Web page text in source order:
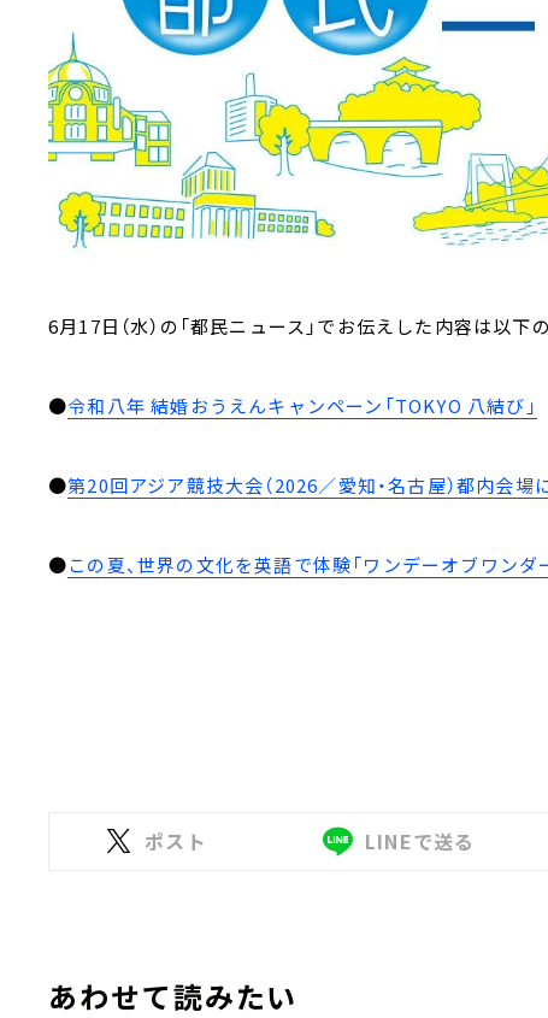
6月17日（水）の「都民ニュース」でお伝えした内容は以下
●令和八年 結婚おうえんキャンペーン「TOKYO 八結び」
●第20回アジア競技大会（2026／愛知・名古屋）都内会
●この夏、世界の文化を英語で体験「ワンデーオブワンダ
ポスト LINEで送る
あわせて読みたい